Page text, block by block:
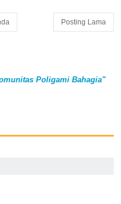
Posting Lama
Poligami Bahagia"